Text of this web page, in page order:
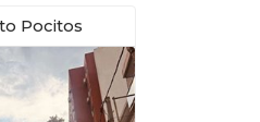
Pocitos